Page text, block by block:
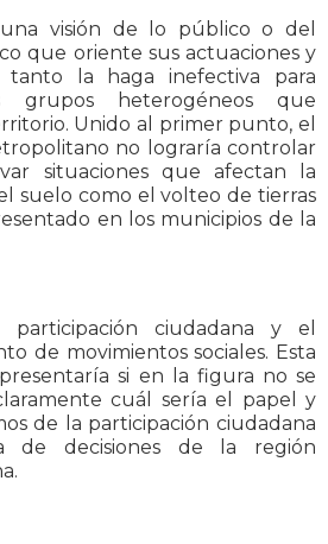
visión de lo público o del
que oriente sus actuaciones y
la haga inefectiva para
grupos heterogéneos que
Unido al primer punto, el
no lograría controlar
situaciones que afectan la
suelo como el volteo de tierras
en los municipios de la
participación ciudadana y el
de movimientos sociales. Esta
si en la figura no se
cuál sería el papel y
de la participación ciudadana
de decisiones de la región